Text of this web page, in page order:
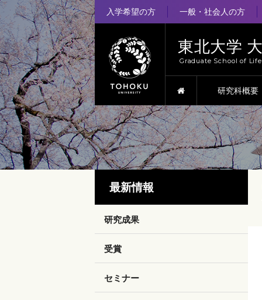
入学希望の方 一般・社会人の方
東北大学
Graduate School of
HOME研究科概要
最新情報
研究成果
受賞
セミナー